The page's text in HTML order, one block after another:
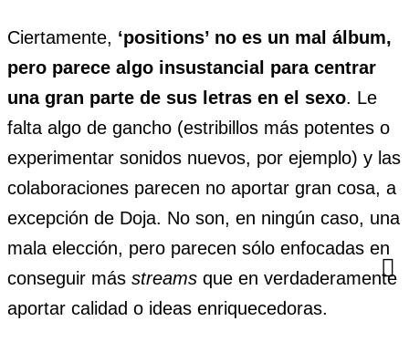
Ciertamente, ‘positions’ no es un mal álbum,
pero parece algo insustancial para centrar
una gran parte de sus letras en el sexo. Le
falta algo de gancho (estribillos más potentes o
experimentar sonidos nuevos, por ejemplo) y las
colaboraciones parecen no aportar gran cosa, a
excepción de Doja. No son, en ningún caso, una
mala elección, pero parecen sólo enfocadas en
conseguir más streams que en verdaderamente
aportar calidad o ideas enriquecedoras.